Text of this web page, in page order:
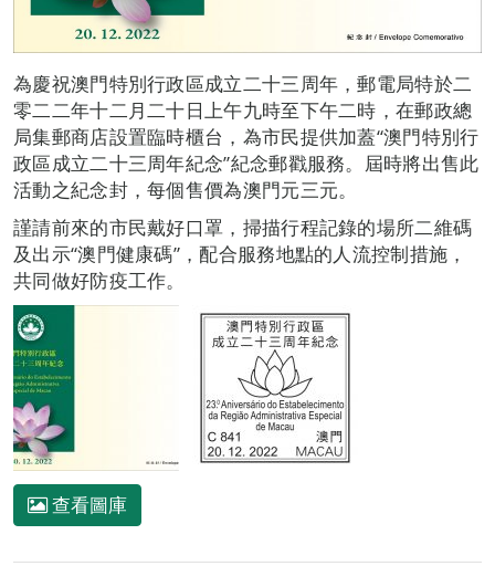
為慶祝澳門特別行政區成立二十三周年，郵電局特於二
零二二年十二月二十日上午九時至下午二時，在郵政總
局集郵商店設置臨時櫃台，為市民提供加蓋“澳門特別行
政區成立二十三周年紀念”紀念郵戳服務。屆時將出售此
活動之紀念封，每個售價為澳門元三元。
謹請前來的市民戴好口罩，掃描行程記錄的場所二維碼
及出示“澳門健康碼”，配合服務地點的人流控制措施，
共同做好防疫工作。
查看圖庫